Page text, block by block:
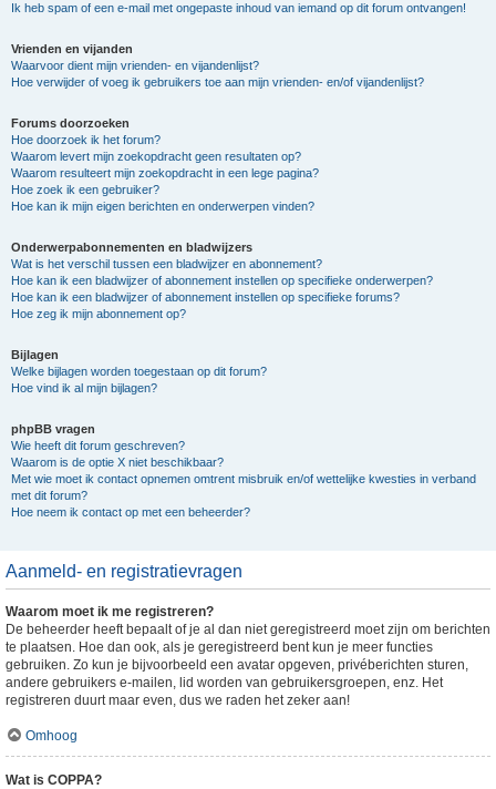
Ik heb spam of een e-mail met ongepaste inhoud van iemand op dit forum ontvangen!
Vrienden en vijanden
Waarvoor dient mijn vrienden- en vijandenlijst?
Hoe verwijder of voeg ik gebruikers toe aan mijn vrienden- en/of vijandenlijst?
Forums doorzoeken
Hoe doorzoek ik het forum?
Waarom levert mijn zoekopdracht geen resultaten op?
Waarom resulteert mijn zoekopdracht in een lege pagina?
Hoe zoek ik een gebruiker?
Hoe kan ik mijn eigen berichten en onderwerpen vinden?
Onderwerpabonnementen en bladwijzers
Wat is het verschil tussen een bladwijzer en abonnement?
Hoe kan ik een bladwijzer of abonnement instellen op specifieke onderwerpen?
Hoe kan ik een bladwijzer of abonnement instellen op specifieke forums?
Hoe zeg ik mijn abonnement op?
Bijlagen
Welke bijlagen worden toegestaan op dit forum?
Hoe vind ik al mijn bijlagen?
phpBB vragen
Wie heeft dit forum geschreven?
Waarom is de optie X niet beschikbaar?
Met wie moet ik contact opnemen omtrent misbruik en/of wettelijke kwesties in verband
met dit forum?
Hoe neem ik contact op met een beheerder?
Aanmeld- en registratievragen
Waarom moet ik me registreren?
De beheerder heeft bepaalt of je al dan niet geregistreerd moet zijn om berichten
te plaatsen. Hoe dan ook, als je geregistreerd bent kun je meer functies
gebruiken. Zo kun je bijvoorbeeld een avatar opgeven, privéberichten sturen,
andere gebruikers e-mailen, lid worden van gebruikersgroepen, enz. Het
registreren duurt maar even, dus we raden het zeker aan!
Omhoog
Wat is COPPA?